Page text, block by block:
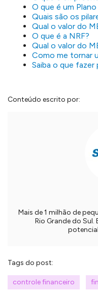
O que é um
Quais são os
Qual o valor do
O que é a NRF?
Qual o valor do
Como me tornar
Saiba o que
Conteúdo escrito por:
Mais de 1 milhão de
Rio Grande do
Tags do post:
controle financeiro